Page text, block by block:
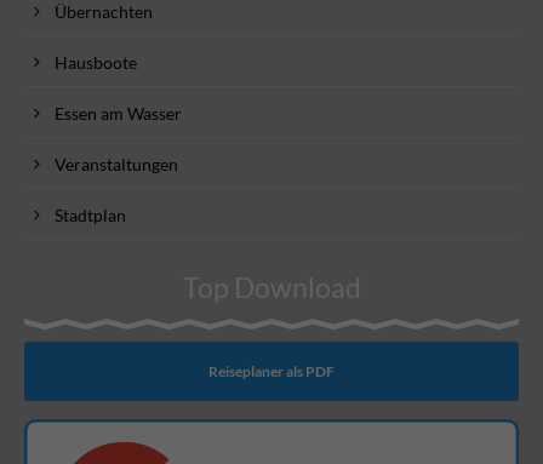
Übernachten
Hausboote
Essen am Wasser
Veranstaltungen
Stadtplan
Top Download
Reiseplaner als PDF